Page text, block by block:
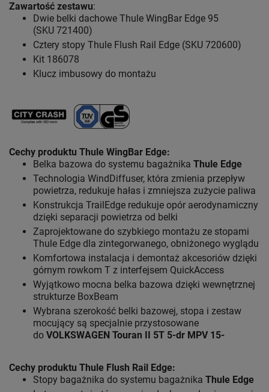
Zawartość zestawu:
Dwie belki dachowe Thule WingBar Edge 95
(SKU 721400)
Cztery stopy Thule Flush Rail Edge (SKU 720600)
Kit 186078
Klucz imbusowy do montażu
Cechy produktu Thule WingBar Edge:
Belka bazowa do systemu bagażnika Thule Edge
Technologia WindDiffuser, która zmienia przepływ
powietrza, redukuje hałas i zmniejsza zużycie paliwa
Konstrukcja TrailEdge redukuje opór aerodynamiczny
dzięki separacji powietrza od belki
Zaprojektowane do szybkiego montażu ze stopami
Thule Edge dla zintegorwanego, obniżonego wyglądu
Komfortowa instalacja i demontaż akcesoriów dzięki
górnym rowkom T z interfejsem QuickAccess
Wyjątkowo mocna belka bazowa dzięki wewnętrznej
strukturze BoxBeam
Wybrana szerokość belki bazowej, stopa i zestaw
mocujący są specjalnie przystosowane
do VOLKSWAGEN Touran II 5T 5-dr MPV 15-
Cechy produktu Thule Flush Rail Edge:
Stopy bagażnika do systemu bagażnika Thule Edge